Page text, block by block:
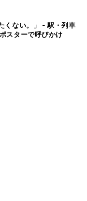
くない。」 - 駅・列車
スターで呼びかけ